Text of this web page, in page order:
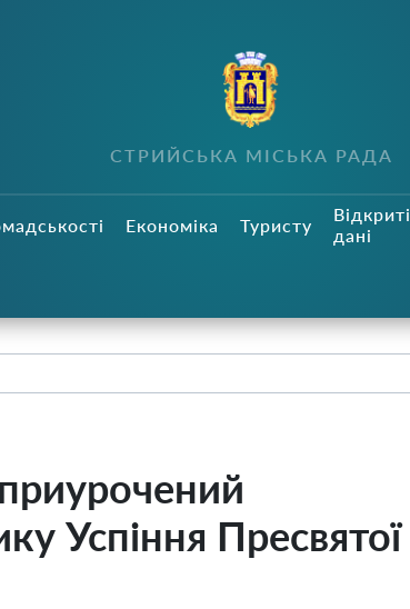
СТРИЙСЬКА МІСЬКА РАДА
Економіка Туристу
Відкриті
дані
Успіння Пресвятої